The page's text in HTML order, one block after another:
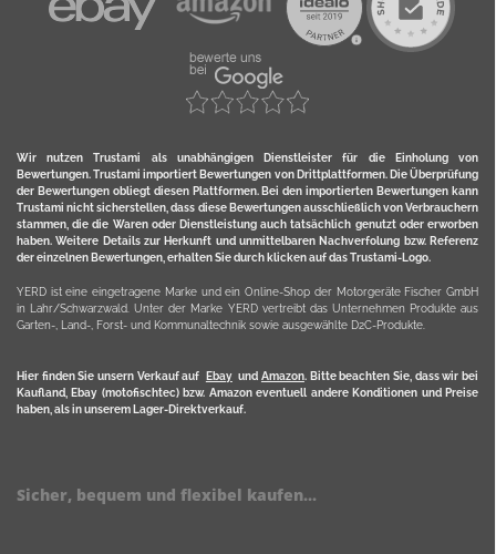
Wir nutzen Trustami als unabhängigen Dienstleister für die Einholung von
Bewertungen. Trustami importiert Bewertungen von Drittplattformen. Die Überprüfung
der Bewertungen obliegt diesen Plattformen. Bei den importierten Bewertungen kann
Trustami nicht sicherstellen, dass diese Bewertungen ausschließlich von Verbrauchern
stammen, die die Waren oder Dienstleistung auch tatsächlich genutzt oder erworben
haben. Weitere Details zur Herkunft und unmittelbaren Nachverfolung bzw. Referenz
der einzelnen Bewertungen, erhalten Sie durch klicken auf das Trustami-Logo.
YERD ist eine eingetragene Marke und ein Online-Shop der Motorgeräte Fischer GmbH
in Lahr/Schwarzwald. Unter der Marke YERD vertreibt das Unternehmen Produkte aus
Garten-, Land-, Forst- und Kommunaltechnik sowie ausgewählte D2C-Produkte.
Hier finden Sie unsern Verkauf auf Ebayund Amazon. Bitte beachten Sie, dass wir bei
Kaufland, Ebay (motofischtec) bzw. Amazon eventuell andere Konditionen und Preise
haben, als in unserem Lager-Direktverkauf.
Sicher, bequem und flexibel kaufen...